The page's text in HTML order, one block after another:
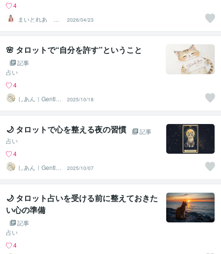
4
まいとれあ 蓉
己（ようこ）
2026/04/23
🌸 タロットで“自分を許す”ということ
記事
占い
4
しあん｜Gentle
Tarot
2025/10/18
🌙 タロットで心を整える夜の習慣
記事
占い
4
しあん｜Gentle
Tarot
2025/10/07
🌙 タロット占いを受ける前に整えておきた
い心の準備
記事
占い
4